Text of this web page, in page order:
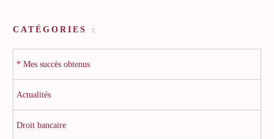
CATÉGORIES
* Mes succès obtenus
Actualités
Droit bancaire